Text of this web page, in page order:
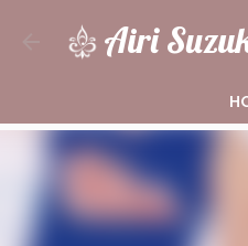
Airi